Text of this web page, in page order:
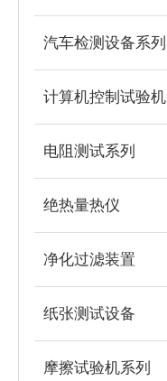
汽车检测设备系列
计算机控制试验机
电阻测试系列
绝热量热仪
净化过滤装置
纸张测试设备
摩擦试验机系列